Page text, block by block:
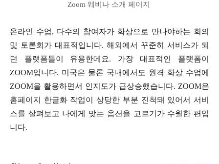
Zoom 웨비나 소개 페이지
온라인 수업, 다수의 참여자가 화상으로 만나야하는 회의
및 토론회가 대표적입니다. 해외에서 꾸준히 서비스가 되
던 플랫폼들이 유용한데요. 가장 대표적인 플랫폼이
ZOOM입니다. 미국은 물론 국내에서도 원격 화상 수업에
ZOOM을 활용하면서 인지도가 급상승했습니다. ZOOM은
홈페이지 한글화 작업이 상당한 부분 진척돼 있어서 서비
스를 살펴보고 나에게 맞는 옵션을 고르기가 수월한 편입
니다.